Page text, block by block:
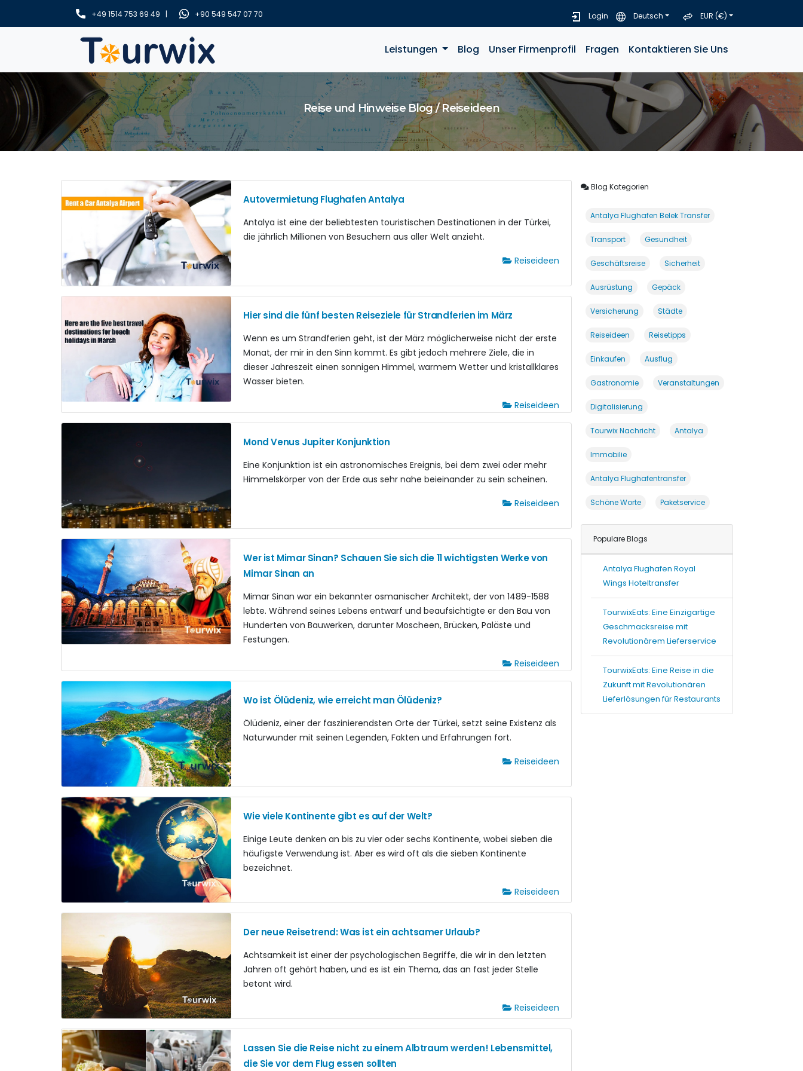
+49 1514 753 69 49 | +90 549 547 07 70 Login Deutsch EUR (€)
Leistungen Blog Unser Firmenprofil Fragen Kontaktieren Sie Uns
Reise und Hinweise Blog / Reiseideen
Autovermietung Flughafen Antalya
Antalya ist eine der beliebtesten touristischen Destinationen in der Türkei,
die jährlich Millionen von Besuchern aus aller Welt anzieht.
Reiseideen
Hier sind die fünf besten Reiseziele für Strandferien im März
Wenn es um Strandferien geht, ist der März möglicherweise nicht der erste
Monat, der mir in den Sinn kommt. Es gibt jedoch mehrere Ziele, die in
dieser Jahreszeit einen sonnigen Himmel, warmem Wetter und kristallklares
Wasser bieten.
Reiseideen
Mond Venus Jupiter Konjunktion
Eine Konjunktion ist ein astronomisches Ereignis, bei dem zwei oder mehr
Himmelskörper von der Erde aus sehr nahe beieinander zu sein scheinen.
Reiseideen
Wer ist Mimar Sinan? Schauen Sie sich die 11 wichtigsten Werke von
Mimar Sinan an
Mimar Sinan war ein bekannter osmanischer Architekt, der von 1489-1588
lebte. Während seines Lebens entwarf und beaufsichtigte er den Bau von
Hunderten von Bauwerken, darunter Moscheen, Brücken, Paläste und
Festungen.
Reiseideen
Wo ist Ölüdeniz, wie erreicht man Ölüdeniz?
Ölüdeniz, einer der faszinierendsten Orte der Türkei, setzt seine Existenz als
Naturwunder mit seinen Legenden, Fakten und Erfahrungen fort.
Reiseideen
Wie viele Kontinente gibt es auf der Welt?
Einige Leute denken an bis zu vier oder sechs Kontinente, wobei sieben die
häufigste Verwendung ist. Aber es wird oft als die sieben Kontinente
bezeichnet.
Reiseideen
Der neue Reisetrend: Was ist ein achtsamer Urlaub?
Achtsamkeit ist einer der psychologischen Begriffe, die wir in den letzten
Jahren oft gehört haben, und es ist ein Thema, das an fast jeder Stelle
betont wird.
Reiseideen
Lassen Sie die Reise nicht zu einem Albtraum werden! Lebensmittel,
die Sie vor dem Flug essen sollten
Blog Kategorien
Antalya Flughafen Belek Transfer
Transport Gesundheit
Geschäftsreise Sicherheit
Ausrüstung Gepäck
Versicherung Städte
Reiseideen Reisetipps
Einkaufen Ausflug
Gastronomie Veranstaltungen
Digitalisierung
Tourwix Nachricht Antalya
Immobilie
Antalya Flughafentransfer
Schöne Worte Paketservice
Populare Blogs
Antalya Flughafen Royal
Wings Hoteltransfer
TourwixEats: Eine Einzigartige
Geschmacksreise mit
Revolutionärem Lieferservice
TourwixEats: Eine Reise in die
Zukunft mit Revolutionären
Lieferlösungen für Restaurants